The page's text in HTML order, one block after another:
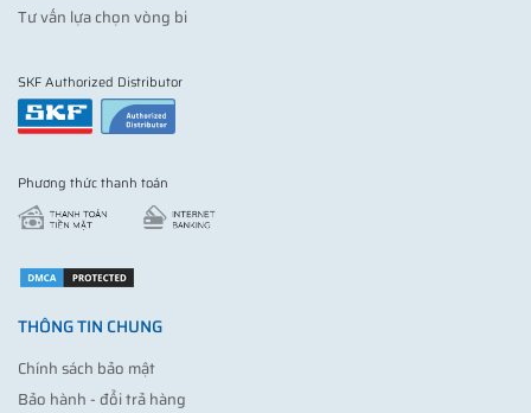
Tư vấn lựa chọn vòng bi
SKF Authorized Distributor
Phương thức thanh toán
THÔNG TIN CHUNG
Chính sách bảo mật
Bảo hành - đổi trả hàng